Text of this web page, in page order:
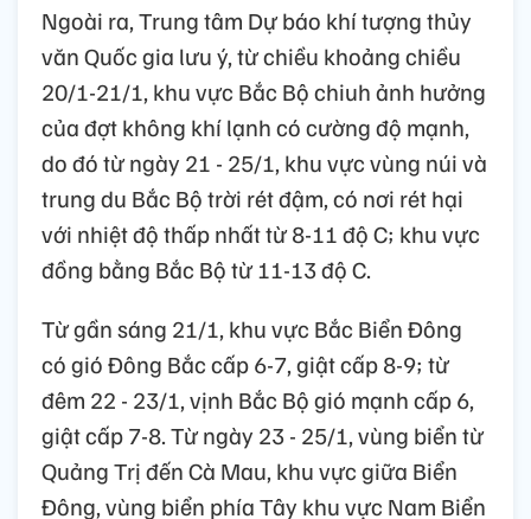
Ngoài ra, Trung tâm Dự báo khí tượng thủy
văn Quốc gia lưu ý, từ chiều khoảng chiều
20/1-21/1, khu vực Bắc Bộ chiuh ảnh hưởng
của đợt không khí lạnh có cường độ mạnh,
do đó từ ngày 21 - 25/1, khu vực vùng núi và
trung du Bắc Bộ trời rét đậm, có nơi rét hại
với nhiệt độ thấp nhất từ 8-11 độ C; khu vực
đồng bằng Bắc Bộ từ 11-13 độ C.
Từ gần sáng 21/1, khu vực Bắc Biển Đông
có gió Đông Bắc cấp 6-7, giật cấp 8-9; từ
đêm 22 - 23/1, vịnh Bắc Bộ gió mạnh cấp 6,
giật cấp 7-8. Từ ngày 23 - 25/1, vùng biển từ
Quảng Trị đến Cà Mau, khu vực giữa Biển
Đông, vùng biển phía Tây khu vực Nam Biển